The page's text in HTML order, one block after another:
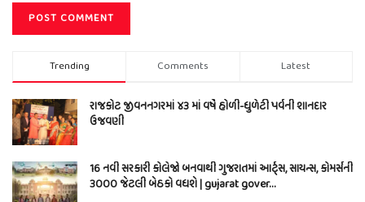
Trending Comments Latest
રાજકોટ જીવનનગરમાં ૪૩ માં વર્ષે હોળી-ધુળેટી પર્વની શાનદાર
ઉજવણી
16 નવી સરકારી કોલેજો બનવાથી ગુજરાતમાં આર્ટ્સ, સાયન્સ, કોમર્સની
3000 જેટલી બેઠકો વધશે | gujarat gover…